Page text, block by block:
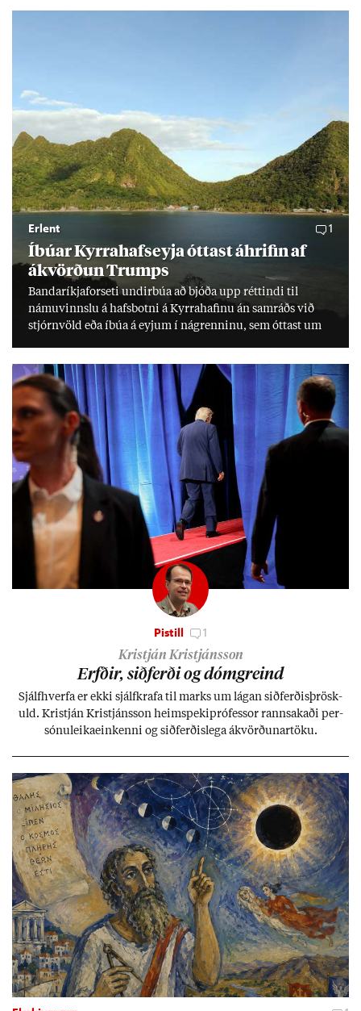
Erlent 1
Íbú­ar Kyrra­hafs­eyja ótt­ast áhrif­in af
ákvörð­un Trumps
Banda­ríkja­for­seti und­ir­búa að bjóða upp rétt­indi til
námu­vinnslu á hafs­botni á Kyrra­haf­inu án sam­ráðs við
stjórn­völd eða íbúa á eyj­um í ná­grenn­inu, sem ótt­ast um
Pistill 1
Kristján Kristjánsson
Erfð­ir, sið­ferði og dómgreind
Sjálf­hverfa er ekki sjálf­krafa til marks um lág­an sið­ferð­is­þrösk­
uld. Kristján Kristjáns­son heim­speki­pró­fess­or rann­sak­aði per­
sónu­leika­ein­kenni og sið­ferð­is­lega ákvörð­un­ar­töku.